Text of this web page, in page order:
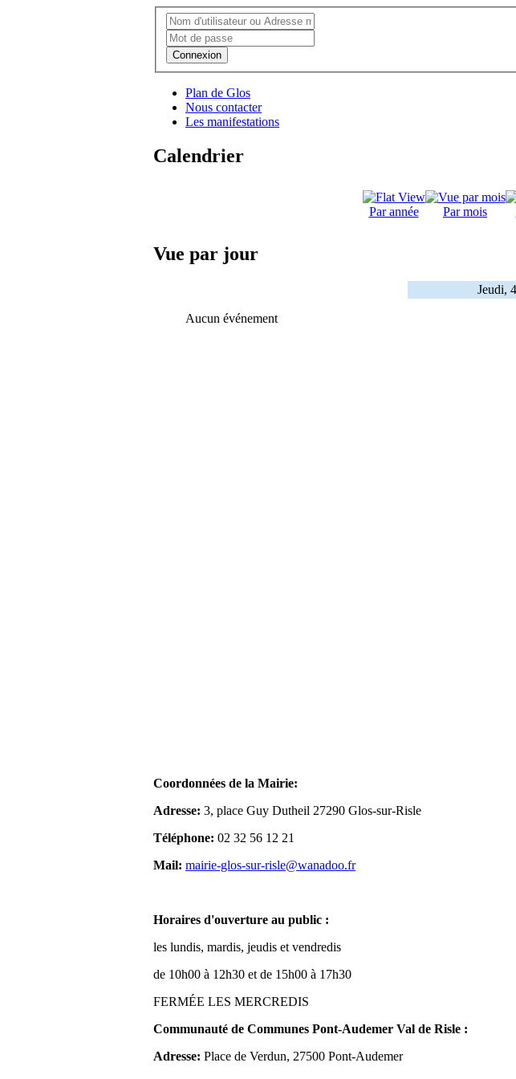
Connexion
Plan de Glos
Nous contacter
Les manifestations
Calendrier
Par année Par mois
Vue par jour
Jeudi,
Aucun événement
Coordonnées de la Mairie:
Adresse: 3, place Guy Dutheil 27290 Glos-sur-Risle
Téléphone: 02 32 56 12 21
Mail: mairie-glos-sur-risle@wanadoo.fr
Horaires d'ouverture au public :
les lundis, mardis, jeudis et vendredis
de 10h00 à 12h30 et de 15h00 à 17h30
FERMÉE LES MERCREDIS
Communauté de Communes Pont-Audemer Val de Risle :
Adresse: Place de Verdun, 27500 Pont-Audemer